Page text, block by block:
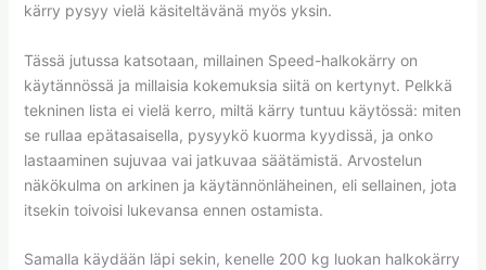
kärry pysyy vielä käsiteltävänä myös yksin.
Tässä jutussa katsotaan, millainen Speed-halkokärry on
käytännössä ja millaisia kokemuksia siitä on kertynyt. Pelkkä
tekninen lista ei vielä kerro, miltä kärry tuntuu käytössä: miten
se rullaa epätasaisella, pysyykö kuorma kyydissä, ja onko
lastaaminen sujuvaa vai jatkuvaa säätämistä. Arvostelun
näkökulma on arkinen ja käytännönläheinen, eli sellainen, jota
itsekin toivoisi lukevansa ennen ostamista.
Samalla käydään läpi sekin, kenelle 200 kg luokan halkokärry